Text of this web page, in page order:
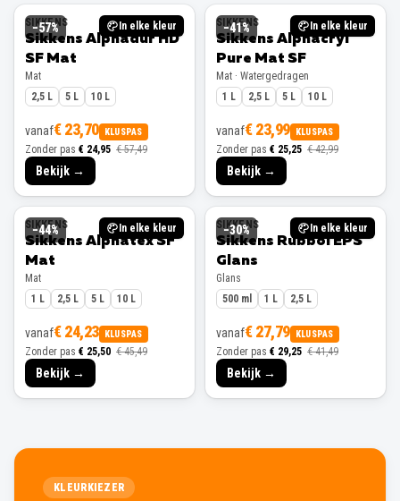
−57% In elke kleur
SIKKENS
Sikkens Alphadur HD
SF Mat
Mat
2,5 L
5 L 10 L
vanaf€ 23,70 KLUSPAS
Zonder pas € 24,95 € 57,49
Bekijk →
−41% In elke kleur
SIKKENS
Sikkens Alphacryl
Pure Mat SF
Mat · Watergedragen
1 L
2,5 L 5 L 10 L
vanaf€ 23,99 KLUSPAS
Zonder pas € 25,25 € 42,99
Bekijk →
−44% In elke kleur
SIKKENS
Sikkens Alphatex SF
Mat
Mat
1 L
2,5 L 5 L 10 L
vanaf€ 24,23 KLUSPAS
Zonder pas € 25,50 € 45,49
Bekijk →
−30% In elke kleur
SIKKENS
Sikkens Rubbol EPS
Glans
Glans
500 ml
1 L 2,5 L
vanaf€ 27,79 KLUSPAS
Zonder pas € 29,25 € 41,49
Bekijk →
KLEURKIEZER